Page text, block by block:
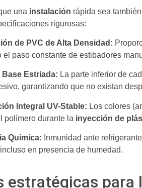
una instalación rápida sea
rigurosas:
de PVC de Alta Densidad:
el paso constante de estibadores
Base Estriada: La parte inferior de
garantizando que no existan
Integral UV-Stable: Los colores
polímero durante la inyección de
Química: Inmunidad ante
en presencia de humedad.
estratégicas para